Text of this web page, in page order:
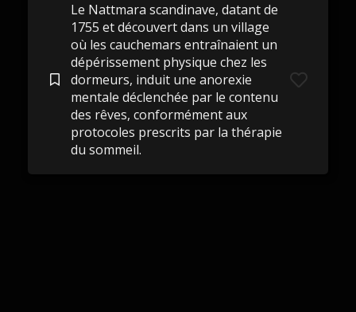
Le Nattmara scandinave, datant de
1755 et découvert dans un village
où les cauchemars entraînaient un
dépérissement physique chez les
dormeurs, induit une anorexie
mentale déclenchée par le contenu
des rêves, conformément aux
protocoles prescrits par la thérapie
du sommeil.